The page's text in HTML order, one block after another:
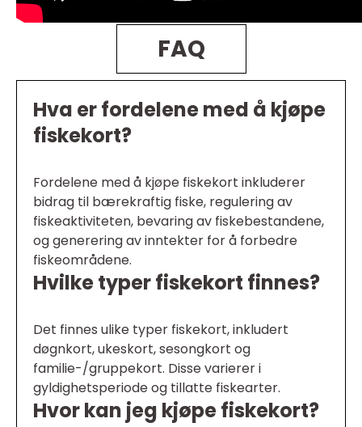
FAQ
Hva er fordelene med å kjøpe
fiskekort?
Fordelene med å kjøpe fiskekort inkluderer
bidrag til bærekraftig fiske, regulering av
fiskeaktiviteten, bevaring av fiskebestandene,
og generering av inntekter for å forbedre
fiskeområdene.
Hvilke typer fiskekort finnes?
Det finnes ulike typer fiskekort, inkludert
døgnkort, ukeskort, sesongkort og
familie-/gruppekort. Disse varierer i
gyldighetsperiode og tillatte fiskearter.
Hvor kan jeg kjøpe fiskekort?